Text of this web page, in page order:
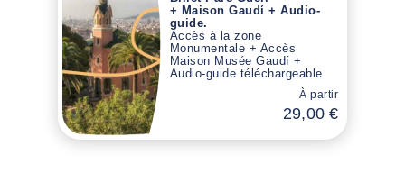
+ Maison Gaudí + Audio-
guide.
Accès à la zone
Monumentale + Accès
Maison Musée Gaudí +
Audio-guide téléchargeable.
À partir
29,00 €